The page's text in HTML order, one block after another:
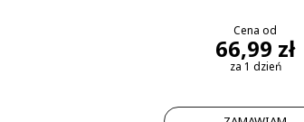
Cena od
66,99 zł
za 1 dzień